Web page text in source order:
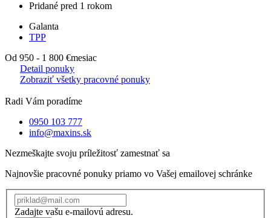
Pridané pred 1 rokom
Galanta
TPP
Od 950 - 1 800 €mesiac
Detail ponuky
Zobraziť všetky pracovné ponuky
Radi Vám poradíme
0950 103 777
info@maxins.sk
Nezmeškajte svoju príležitosť zamestnať sa
Najnovšie pracovné ponuky priamo vo Vašej emailovej schránke
Zadajte vašu e-mailovú adresu.